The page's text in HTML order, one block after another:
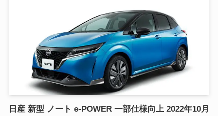
日産 新型 ノート e-POWER 一部仕様向上 2022年10月